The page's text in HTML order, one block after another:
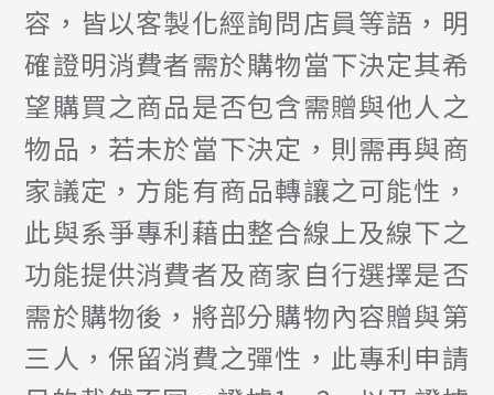
容，皆以客製化經詢問店員等語，明
確證明消費者需於購物當下決定其希
望購買之商品是否包含需贈與他人之
物品，若未於當下決定，則需再與商
家議定，方能有商品轉讓之可能性，
此與系爭專利藉由整合線上及線下之
功能提供消費者及商家自行選擇是否
需於購物後，將部分購物內容贈與第
三人，保留消費之彈性，此專利申請